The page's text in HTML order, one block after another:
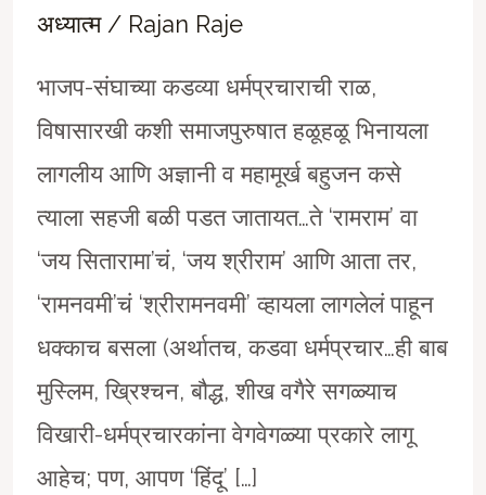
अध्यात्म/ Rajan Raje
भाजप-संघाच्या कडव्या धर्मप्रचाराची राळ,
विषासारखी कशी समाजपुरुषात हळूहळू भिनायला
लागलीय आणि अज्ञानी व महामूर्ख बहुजन कसे
त्याला सहजी बळी पडत जातायत…ते ‘रामराम’ वा
‘जय सितारामा’चं, ‘जय श्रीराम’ आणि आता तर,
‘रामनवमी’चं ‘श्रीरामनवमी’ व्हायला लागलेलं पाहून
धक्काच बसला (अर्थातच, कडवा धर्मप्रचार…ही बाब
मुस्लिम, ख्रिश्चन, बौद्ध, शीख वगैरे सगळ्याच
विखारी-धर्मप्रचारकांना वेगवेगळ्या प्रकारे लागू
आहेच; पण, आपण ‘हिंदू’ […]